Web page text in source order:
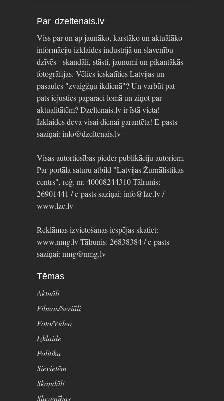
Par dzeltenais.lv
Viss par un ap jaunāko, karstāko un aktuālāko
informāciju izklaides industrijā un slavenību
dzīvēs - skandāli, stāsti, jaunumi un pikantākās
fotogrāfijas. Vēlies ieskatīties Latvijas un
pasaules "zvaigžņu ikdienā"? Un varbūt pat
pats iejusties paparaci lomā un ziņot par
aktualitātēm? Dzeltenais.lv ir īstā vieta!
Izklaides deva visai dienai garantēta! E-pasts
saziņai: info@dzeltenais.lv
Visas autortiesības pieder publikāciju autoriem.
Par portāla saturu atbild "Latvijas Žurnālistikas
centrs", reģ. nr. 40008244310 Tālrunis:
26901441 / e-pasts saziņai: info@lzc.lv /
www.lzc.lv
Reklāmas izvietošanas iespējas skatiet:
www.nmg.lv Tālrunis: 26838384 / e-pasts
saziņai: nmg@nmg.lv
Tēmas
Aktuāli
Filmas/Seriāli
Foto/Video
Izklaide
Politika
Sievietēm
Skandāli
Slavenības